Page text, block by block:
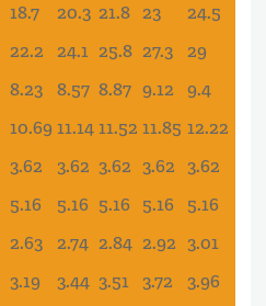
18.7 20.3 21.8 23
24.5
22.2 24.1 25.8 27.3
29
8.23 8.57 8.87 9.12
9.4
10.69 11.14 11.52 11.85 12.22
3.62 3.62 3.62 3.62
3.62
5.16 5.16 5.16 5.16
5.16
2.63 2.74 2.84 2.92 3.01
3.19 3.44 3.51 3.72
3.96